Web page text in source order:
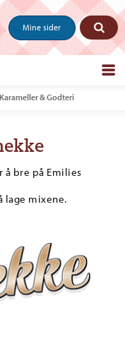
Mine sider
Karameller & Godteri
å bre på Emilies
lage mixene.